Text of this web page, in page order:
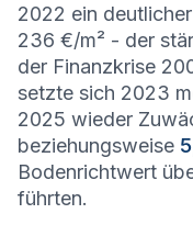
2022 ein
236 €/m² - der
der Finanzkrise
setzte sich 2023
2025 wieder
beziehungsweise
Bodenrichtwert
führten.